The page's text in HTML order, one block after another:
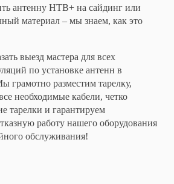
антенну НТВ+ на сайдинг или
материал – мы знаем, как это
выезд мастера для всех
по установке антенн в
грамотно разместим тарелку,
необходимые кабели, четко
тарелки и гарантируем
работу нашего оборудования
обслуживания!